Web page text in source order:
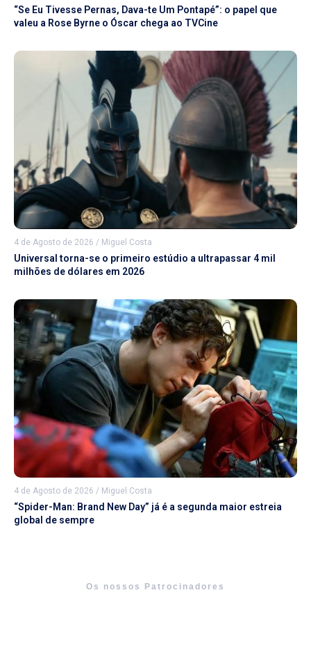
“Se Eu Tivesse Pernas, Dava-te Um Pontapé”: o papel que
valeu a Rose Byrne o Óscar chega ao TVCine
4 de Agosto de 2026 / Miguel Costa
Universal torna-se o primeiro estúdio a ultrapassar 4 mil
milhões de dólares em 2026
4 de Agosto de 2026 / Miguel Costa
“Spider-Man: Brand New Day” já é a segunda maior estreia
global de sempre
Os nossos Patrocinadores